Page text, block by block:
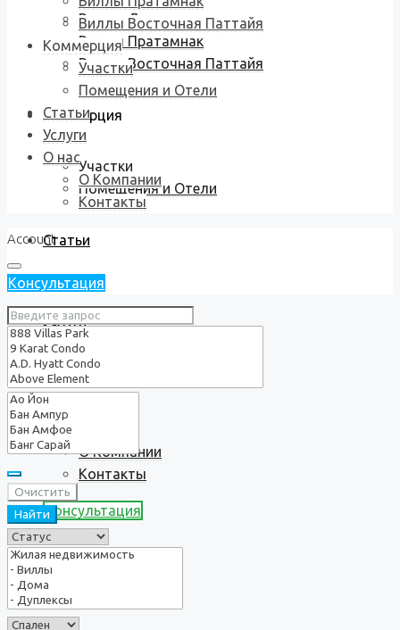
Виллы Джомтьен
Виллы Пратамнак
Виллы Восточная Паттайя
Коммерция
Участки
Помещения и Отели
Статьи
Услуги
О нас
О Компании
Контакты
Консультация
Виллы Восточная Паттайя
Коммерция
Участки
Помещения и Отели
Статьи
Услуги
О нас
О Компании
Контакты
Account
Консультация
Очистить
Найти